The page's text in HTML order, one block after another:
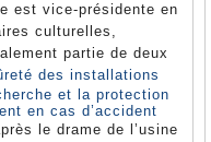
est vice-présidente en
culturelles,
partie de deux
des installations
et la protection
en cas d’accident
le drame de l’usine